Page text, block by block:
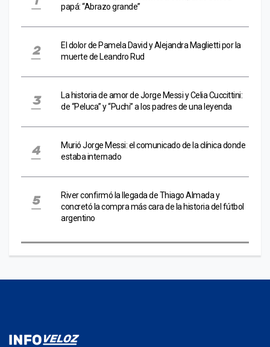
papá: “Abrazo grande”
El dolor de Pamela David y Alejandra Maglietti por la
muerte de Leandro Rud
La historia de amor de Jorge Messi y Celia Cuccittini:
de “Peluca” y “Puchi” a los padres de una leyenda
Murió Jorge Messi: el comunicado de la clínica donde
estaba internado
River confirmó la llegada de Thiago Almada y
concretó la compra más cara de la historia del fútbol
argentino